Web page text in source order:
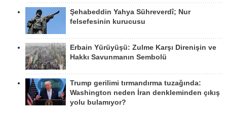
Şehabeddin Yahya Sühreverdî; Nur
felsefesinin kurucusu
Erbain Yürüyüşü: Zulme Karşı Direnişin ve
Hakkı Savunmanın Sembolü
Trump gerilimi tırmandırma tuzağında:
Washington neden İran denkleminden çıkış
yolu bulamıyor?